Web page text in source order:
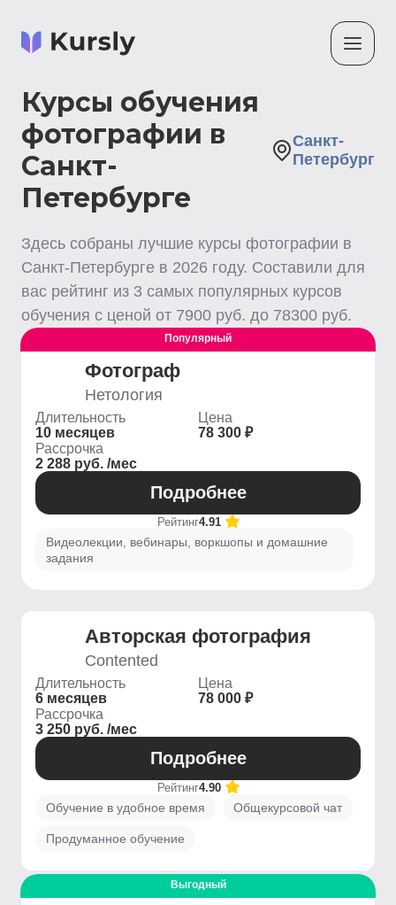
Курсы обучения
фотографии в
Санкт-
Петербурге
Санкт-
Петербург
Здесь собраны лучшие курсы фотографии в
Санкт-Петербурге в 2026 году. Составили для
вас рейтинг из 3 самых популярных курсов
обучения с ценой от 7900 руб. до 78300 руб.
Популярный
Фотограф
Нетология
Длительность
10 месяцев
Цена
78 300 ₽
Рассрочка
2 288 руб. /мес
Подробнее
Рейтинг4.91
Видеолекции, вебинары, воркшопы и домашние
задания
Авторская фотография
Contented
Длительность
6 месяцев
Цена
78 000 ₽
Рассрочка
3 250 руб. /мес
Подробнее
Рейтинг4.90
Обучение в удобное время Общекурсовой чат
Продуманное обучение
Выгодный